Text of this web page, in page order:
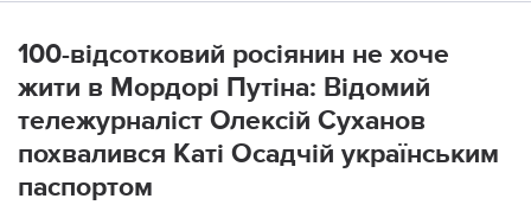
​100-відсотковий росіянин не хоче
жити в Мордорі Путіна: Відомий
тележурналіст Олексій Суханов
похвалився Каті Осадчій українським
паспортом